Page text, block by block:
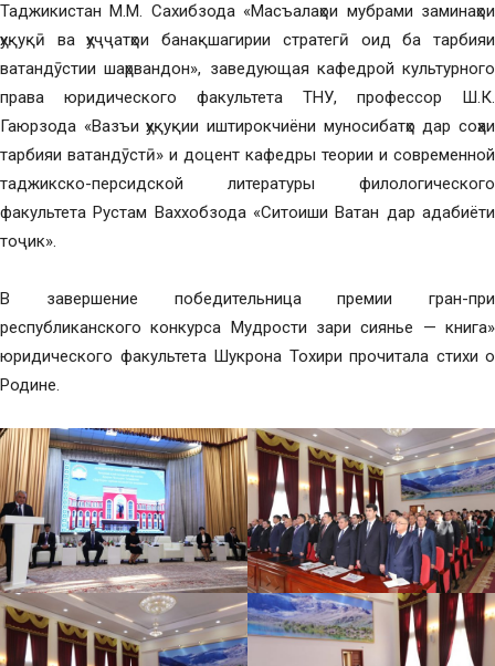
Таджикистан М.М. Сахибзода «Масъалаҳои мубрами заминаҳои
ҳуқуқӣ ва ҳуҷҷатҳои банақшагирии стратегӣ оид ба тарбияи
ватандӯстии шаҳрвандон», заведующая кафедрой культурного
права юридического факультета ТНУ, профессор Ш.К.
Гаюрзода «Вазъи ҳуқуқии иштирокчиёни муносибатҳо дар соҳаи
тарбияи ватандӯстӣ» и доцент кафедры теории и современной
таджикско-персидской литературы филологического
факультета Рустам Ваххобзода «Ситоиши Ватан дар адабиёти
тоҷик».
В завершение победительница премии гран-при
республиканского конкурса Мудрости зари сиянье — книга»
юридического факультета Шукрона Тохири прочитала стихи о
Родине.